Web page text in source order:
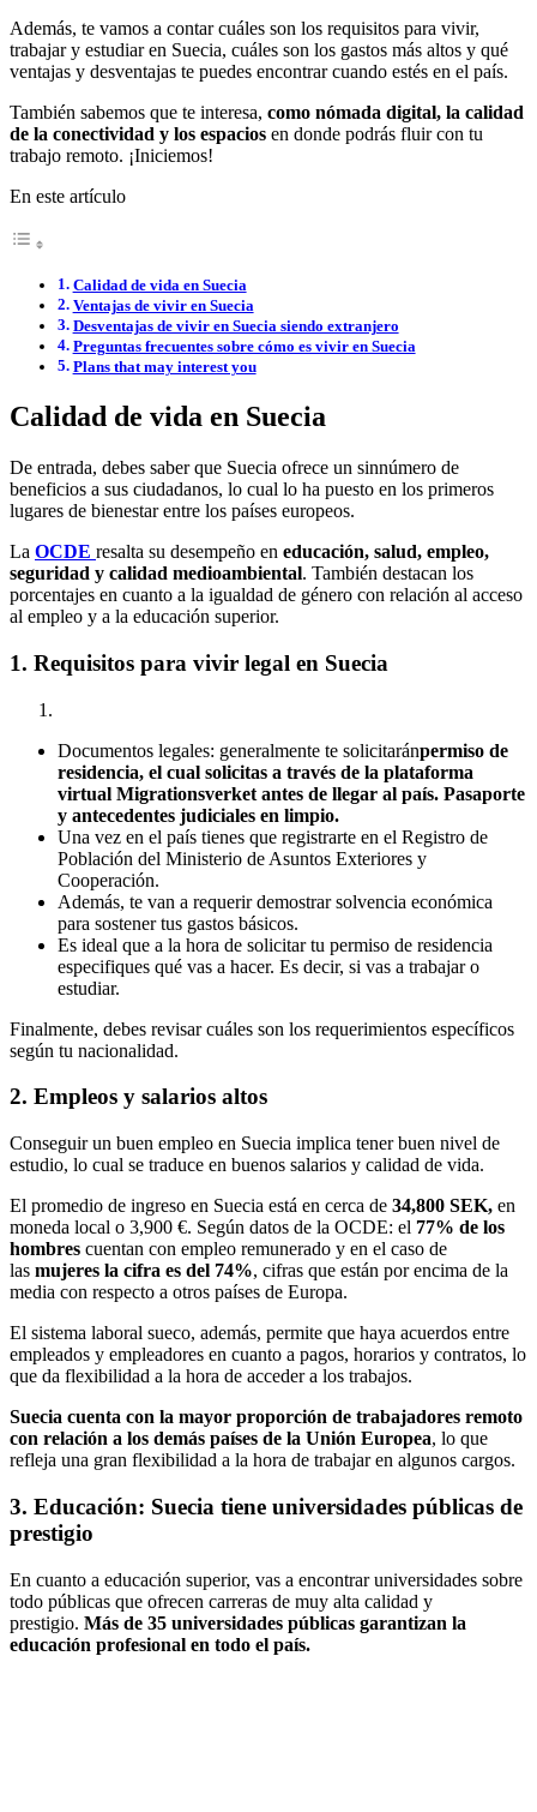
Además, te vamos a contar cuáles son los requisitos para vivir,
trabajar y estudiar en Suecia, cuáles son los gastos más altos y qué
ventajas y desventajas te puedes encontrar cuando estés en el país.
También sabemos que te interesa, como nómada digital, la calidad
de la conectividad y los espacios en donde podrás fluir con tu
trabajo remoto. ¡Iniciemos!
En este artículo
Calidad de vida en Suecia
Ventajas de vivir en Suecia
Desventajas de vivir en Suecia siendo extranjero
Preguntas frecuentes sobre cómo es vivir en Suecia
Plans that may interest you
Calidad de vida en Suecia
De entrada, debes saber que Suecia ofrece un sinnúmero de
beneficios a sus ciudadanos, lo cual lo ha puesto en los primeros
lugares de bienestar entre los países europeos.
La OCDE resalta su desempeño en educación, salud, empleo,
seguridad y calidad medioambiental. También destacan los
porcentajes en cuanto a la igualdad de género con relación al acceso
al empleo y a la educación superior.
1. Requisitos para vivir legal en Suecia
Documentos legales: generalmente te solicitaránpermiso de
residencia, el cual solicitas a través de la plataforma
virtual Migrationsverket antes de llegar al país. Pasaporte
y antecedentes judiciales en limpio.
Una vez en el país tienes que registrarte en el Registro de
Población del Ministerio de Asuntos Exteriores y
Cooperación.
Además, te van a requerir demostrar solvencia económica
para sostener tus gastos básicos.
Es ideal que a la hora de solicitar tu permiso de residencia
especifiques qué vas a hacer. Es decir, si vas a trabajar o
estudiar.
Finalmente, debes revisar cuáles son los requerimientos específicos
según tu nacionalidad.
2. Empleos y salarios altos
Conseguir un buen empleo en Suecia implica tener buen nivel de
estudio, lo cual se traduce en buenos salarios y calidad de vida.
El promedio de ingreso en Suecia está en cerca de 34,800 SEK, en
moneda local o 3,900 €. Según datos de la OCDE: el 77% de los
hombres cuentan con empleo remunerado y en el caso de
las mujeres la cifra es del 74%, cifras que están por encima de la
media con respecto a otros países de Europa.
El sistema laboral sueco, además, permite que haya acuerdos entre
empleados y empleadores en cuanto a pagos, horarios y contratos, lo
que da flexibilidad a la hora de acceder a los trabajos.
Suecia cuenta con la mayor proporción de trabajadores remoto
con relación a los demás países de la Unión Europea, lo que
refleja una gran flexibilidad a la hora de trabajar en algunos cargos.
3. Educación: Suecia tiene universidades públicas de
prestigio
En cuanto a educación superior, vas a encontrar universidades sobre
todo públicas que ofrecen carreras de muy alta calidad y
prestigio. Más de 35 universidades públicas garantizan la
educación profesional en todo el país.